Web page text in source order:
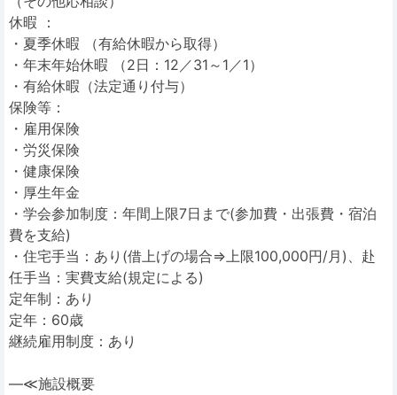
休暇 ：
・夏季休暇 （有給休暇から取得）
・年末年始休暇 （2日：12／31～1／1）
・有給休暇（法定通り付与）
保険等：
・雇用保険
・労災保険
・健康保険
・厚生年金
・学会参加制度：年間上限7日まで(参加費・出張費・宿泊
費を支給)
・住宅手当：あり(借上げの場合⇒上限100,000円/月)、赴
任手当：実費支給(規定による)
定年制：あり
定年：60歳
継続雇用制度：あり
―≪施設概要